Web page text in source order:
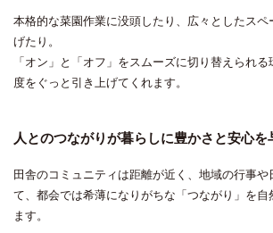
本格的な菜園作業に没頭したり、広々としたス
げたり。
「オン」と「オフ」をスムーズに切り替えられ
度をぐっと引き上げてくれます。
人とのつながりが暮らしに豊かさと安心を
田舎のコミュニティは距離が近く、地域の行事や
て、都会では希薄になりがちな「つながり」を自
ます。